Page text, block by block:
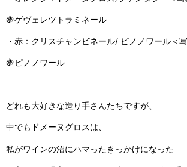
🍇ゲヴェレツトラミネール
・赤：クリスチャンビネール/ ピノノワール＜
🍇ピノノワール
どれも大好きな造り手さんたちですが、
中でもドメーヌグロスは、
私がワインの沼にハマったきっかけになった